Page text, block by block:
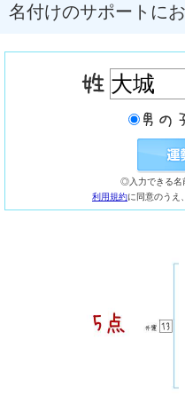
名付けのサポートに
◎入力できる名
利用規約に同意のうえ